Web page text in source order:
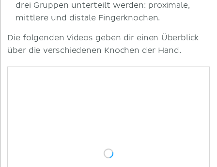
drei Gruppen unterteilt werden: proximale,
mittlere und distale Fingerknochen.
Die folgenden Videos geben dir einen Überblick
über die verschiedenen Knochen der Hand.